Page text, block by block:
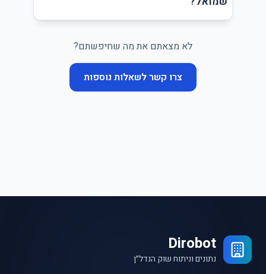
לא מצאתם את מה שחיפשתם?
צרו קשר לשאלות נוספות
Dirobot
נתונים וניתוח שוק הנדל״ן